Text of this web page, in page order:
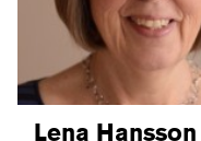
Lena Hansson